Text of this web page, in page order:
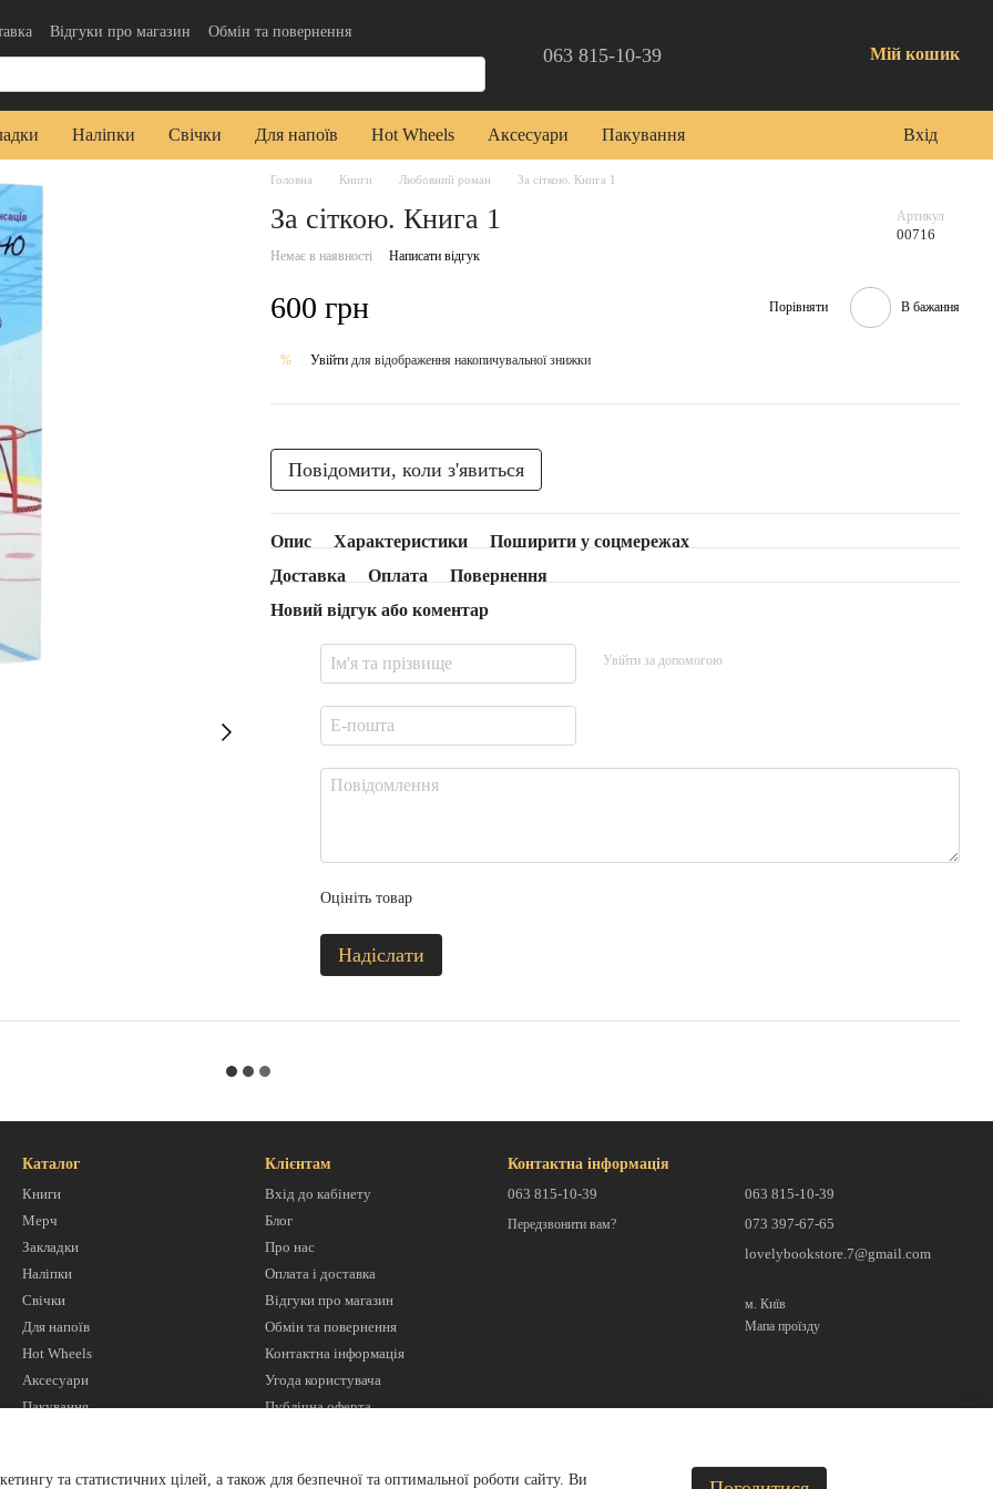
Відгуки про магазин
Обмін та повернення
користувача
Публічна оферта 063 815-10-39 Мій кошик
Наліпки Свічки Для напоїв Hot Wheels Аксесуари Пакування Вхід
Головна Книги Любовний роман За сіткою. Книга 1
За сіткою. Книга 1 Артикул
00716
Немає в наявності Написати відгук
600 грн Порівняти В бажання
% Увійти для відображення накопичувальної знижки
Повідомити, коли з'явиться
Опис Характеристики
Поширити у соцмережах
Доставка
Оплата
Повернення
Новий відгук або коментар
Увійти за допомогою
Оцініть товар
Надіслати
Каталог
Книги
Мерч
Закладки
Наліпки
Свічки
Для напоїв
Hot Wheels
Аксесуари
Пакування
Клієнтам
Вхід до кабінету
Блог
Про нас
Оплата і доставка
Відгуки про магазин
Обмін та повернення
Контактна інформація
Угода користувача
Публічна оферта
Контактна інформація
063 815-10-39
Передзвонити вам?
063 815-10-39
073 397-67-65
lovelybookstore.7@gmail.com
м. Київ
Мапа проїзду
та статистичних цілей, а також для безпечної та оптимальної роботи сайту. Ви